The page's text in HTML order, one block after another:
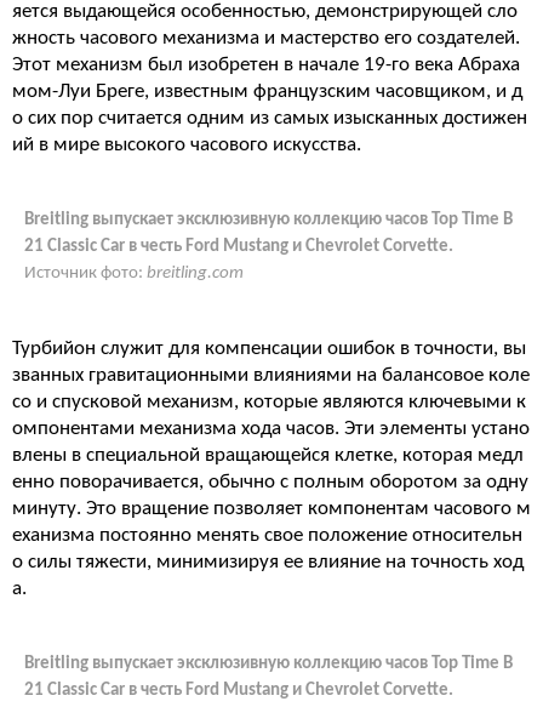
яется выдающейся особенностью, демонстрирующей сло
жность часового механизма и мастерство его создателей.
Этот механизм был изобретен в начале 19-го века Абраха
мом-Луи Бреге, известным французским часовщиком, и д
о сих пор считается одним из самых изысканных достижен
ий в мире высокого часового искусства.
Breitling выпускает эксклюзивную коллекцию часов Top Time B
21 Classic Car в честь Ford Mustang и Chevrolet Corvette.
Источник фото: breitling.com
Турбийон служит для компенсации ошибок в точности, вы
званных гравитационными влияниями на балансовое коле
со и спусковой механизм, которые являются ключевыми к
омпонентами механизма хода часов. Эти элементы устано
влены в специальной вращающейся клетке, которая медл
енно поворачивается, обычно с полным оборотом за одну
минуту. Это вращение позволяет компонентам часового м
еханизма постоянно менять свое положение относительн
о силы тяжести, минимизируя ее влияние на точность ход
а.
Breitling выпускает эксклюзивную коллекцию часов Top Time B
21 Classic Car в честь Ford Mustang и Chevrolet Corvette.